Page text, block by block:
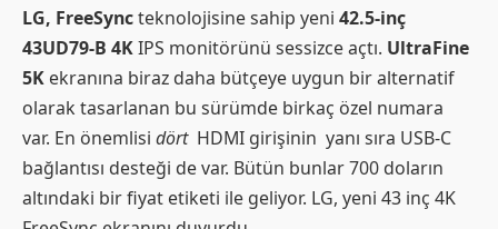
LG, FreeSyncteknolojisine sahip yeni 42.5-inç
43UD79-B 4KIPS monitörünü sessizce açtı. UltraFine
5K ekranına biraz daha bütçeye uygun bir alternatif
olarak tasarlanan bu sürümde birkaç özel numara
var. En önemlisi dört HDMI girişinin yanı sıra USB-C
bağlantısı desteği de var. Bütün bunlar 700 doların
altındaki bir fiyat etiketi ile geliyor. LG, yeni 43 inç 4K